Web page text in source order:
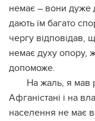
немає – вони дуже
дають їм багато
чергу
немає духу опору,
допоможе.
На жаль, я мав
Афганістані і на
населення не має